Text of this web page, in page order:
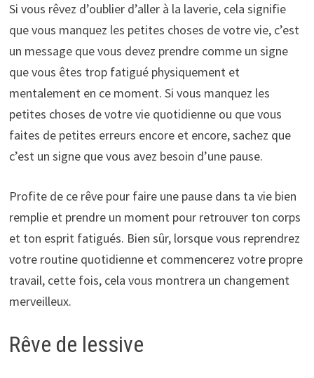
Si vous rêvez d’oublier d’aller à la laverie, cela signifie
que vous manquez les petites choses de votre vie, c’est
un message que vous devez prendre comme un signe
que vous êtes trop fatigué physiquement et
mentalement en ce moment. Si vous manquez les
petites choses de votre vie quotidienne ou que vous
faites de petites erreurs encore et encore, sachez que
c’est un signe que vous avez besoin d’une pause.
Profite de ce rêve pour faire une pause dans ta vie bien
remplie et prendre un moment pour retrouver ton corps
et ton esprit fatigués. Bien sûr, lorsque vous reprendrez
votre routine quotidienne et commencerez votre propre
travail, cette fois, cela vous montrera un changement
merveilleux.
Rêve de lessive